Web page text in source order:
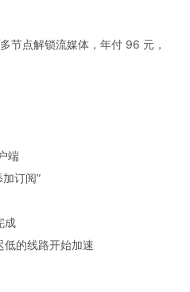
节点解锁流媒体，年付 96 元，
端
订阅”
成
低的线路开始加速